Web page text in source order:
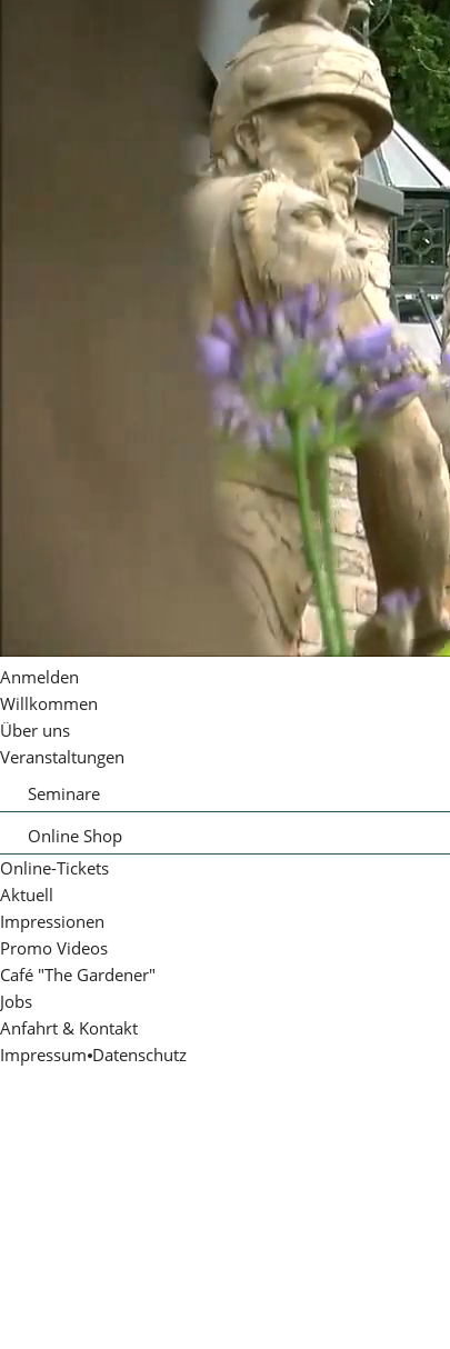
Anmelden
Willkommen
Über uns
Veranstaltungen
Seminare
Sommerrückschnitt
Einwinterung
Rosenschnitt 2027
Online Shop
Rosenpflege
Gutscheine
Online-Tickets
Aktuell
Impressionen
Promo Videos
Café "The Gardener"
Jobs
Anfahrt & Kontakt
Impressum⦁Datenschutz